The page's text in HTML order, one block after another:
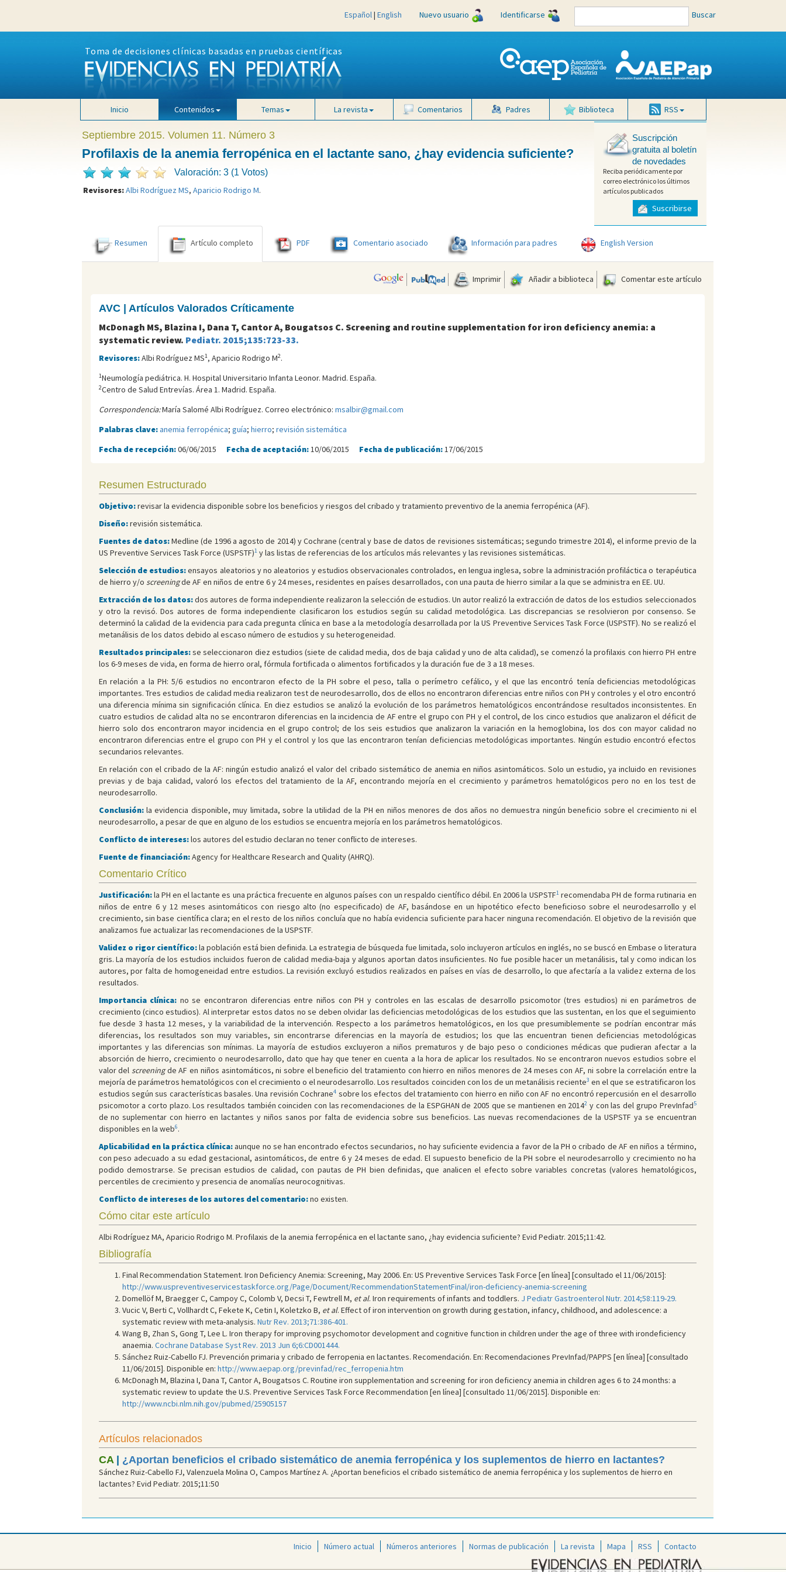
Español| English Nuevo usuario Identificarse Buscar
Toma de decisiones clínicas basadas en pruebas científicas
Inicio Contenidos Temas La revista Comentarios Padres Biblioteca RSS
Septiembre 2015. Volumen 11. Número 3
Profilaxis de la anemia ferropénica en el lactante sano, ¿hay evidencia suficiente?
Valoración: 3 (1 Votos)
Revisores:Albi Rodríguez MS, Aparicio Rodrigo M.
Suscripción
gratuita al boletín
de novedades
Reciba periódicamente por
correo electrónico los últimos
artículos publicados
Suscribirse
Resumen Artículo completo PDF Comentario asociado Información para padres English Version
Imprimir Añadir a biblioteca Comentar este artículo
AVC | Artículos Valorados Críticamente
McDonagh MS, Blazina I, Dana T, Cantor A, Bougatsos C. Screening and routine supplementation for iron deficiency anemia: a
systematic review. Pediatr. 2015;135:723-33.
Revisores:Albi Rodríguez MS1, Aparicio Rodrigo M2.
1Neumología pediátrica. H. Hospital Universitario Infanta Leonor. Madrid. España.
2Centro de Salud Entreví­as. Área 1. Madrid. España.
Correspondencia:María Salomé Albi Rodríguez. Correo electrónico: msalbir@gmail.com
Palabras clave:anemia ferropénica; guía; hierro; revisión sistemática
Fecha de recepción:06/06/2015 Fecha de aceptación:10/06/2015 Fecha de publicación:17/06/2015
Resumen Estructurado
Objetivo:revisar la evidencia disponible sobre los beneficios y riesgos del cribado y tratamiento preventivo de la anemia ferropénica (AF).
Diseño:revisión sistemática.
Fuentes de datos:Medline (de 1996 a agosto de 2014) y Cochrane (central y base de datos de revisiones sistemáticas; segundo trimestre 2014), el informe previo de la
US Preventive Services Task Force (USPSTF)1y las listas de referencias de los artículos más relevantes y las revisiones sistemáticas.
Selección de estudios:ensayos aleatorios y no aleatorios y estudios observacionales controlados, en lengua inglesa, sobre la administración profiláctica o terapéutica
de hierro y/o screeningde AF en niños de entre 6 y 24 meses, residentes en países desarrollados, con una pauta de hierro similar a la que se administra en EE. UU.
Extracción de los datos:dos autores de forma independiente realizaron la selección de estudios. Un autor realizó la extracción de datos de los estudios seleccionados
y otro la revisó. Dos autores de forma independiente clasificaron los estudios según su calidad metodológica. Las discrepancias se resolvieron por consenso. Se
determinó la calidad de la evidencia para cada pregunta clínica en base a la metodología desarrollada por la US Preventive Services Task Force (USPSTF). No se realizó el
metanálisis de los datos debido al escaso número de estudios y su heterogeneidad.
Resultados principales:se seleccionaron diez estudios (siete de calidad media, dos de baja calidad y uno de alta calidad), se comenzó la profilaxis con hierro PH entre
los 6-9 meses de vida, en forma de hierro oral, fórmula fortificada o alimentos fortificados y la duración fue de 3 a 18 meses.
En relación a la PH: 5/6 estudios no encontraron efecto de la PH sobre el peso, talla o perímetro cefálico, y el que las encontró tenía deficiencias metodológicas
importantes. Tres estudios de calidad media realizaron test de neurodesarrollo, dos de ellos no encontraron diferencias entre niños con PH y controles y el otro encontró
una diferencia mínima sin significación clínica. En diez estudios se analizó la evolución de los parámetros hematológicos encontrándose resultados inconsistentes. En
cuatro estudios de calidad alta no se encontraron diferencias en la incidencia de AF entre el grupo con PH y el control, de los cinco estudios que analizaron el déficit de
hierro solo dos encontraron mayor incidencia en el grupo control; de los seis estudios que analizaron la variación en la hemoglobina, los dos con mayor calidad no
encontraron diferencias entre el grupo con PH y el control y los que las encontraron tenían deficiencias metodológicas importantes. Ningún estudio encontró efectos
secundarios relevantes.
En relación con el cribado de la AF: ningún estudio analizó el valor del cribado sistemático de anemia en niños asintomáticos. Solo un estudio, ya incluido en revisiones
previas y de baja calidad, valoró los efectos del tratamiento de la AF, encontrando mejoría en el crecimiento y parámetros hematológicos pero no en los test de
neurodesarrollo.
Conclusión:la evidencia disponible, muy limitada, sobre la utilidad de la PH en niños menores de dos años no demuestra ningún beneficio sobre el crecimiento ni el
neurodesarrollo, a pesar de que en alguno de los estudios se encuentra mejoría en los parámetros hematológicos.
Conflicto de intereses:los autores del estudio declaran no tener conflicto de intereses.
Fuente de financiación:Agency for Healthcare Research and Quality (AHRQ).
Comentario Crítico
Justificación:la PH en el lactante es una práctica frecuente en algunos países con un respaldo científico débil. En 2006 la USPSTF1recomendaba PH de forma rutinaria en
niños de entre 6 y 12 meses asintomáticos con riesgo alto (no especificado) de AF, basándose en un hipotético efecto beneficioso sobre el neurodesarrollo y el
crecimiento, sin base científica clara; en el resto de los niños concluía que no había evidencia suficiente para hacer ninguna recomendación. El objetivo de la revisión que
analizamos fue actualizar las recomendaciones de la USPSTF.
Validez o rigor científico:la población está bien definida. La estrategia de búsqueda fue limitada, solo incluyeron artículos en inglés, no se buscó en Embase o literatura
gris. La mayoría de los estudios incluidos fueron de calidad media-baja y algunos aportan datos insuficientes. No fue posible hacer un metanálisis, tal y como indican los
autores, por falta de homogeneidad entre estudios. La revisión excluyó estudios realizados en países en vías de desarrollo, lo que afectaría a la validez externa de los
resultados.
Importancia clínica: no se encontraron diferencias entre niños con PH y controles en las escalas de desarrollo psicomotor (tres estudios) ni en parámetros de
crecimiento (cinco estudios). Al interpretar estos datos no se deben olvidar las deficiencias metodológicas de los estudios que las sustentan, en los que el seguimiento
fue desde 3 hasta 12 meses, y la variabilidad de la intervención. Respecto a los parámetros hematológicos, en los que presumiblemente se podrían encontrar más
diferencias, los resultados son muy variables, sin encontrarse diferencias en la mayoría de estudios; los que las encuentran tienen deficiencias metodológicas
importantes y las diferencias son mínimas. La mayoría de estudios excluyeron a niños prematuros y de bajo peso o condiciones médicas que pudieran afectar a la
absorción de hierro, crecimiento o neurodesarrollo, dato que hay que tener en cuenta a la hora de aplicar los resultados. No se encontraron nuevos estudios sobre el
valor del screeningde AF en niños asintomáticos, ni sobre el beneficio del tratamiento con hierro en niños menores de 24 meses con AF, ni sobre la correlación entre la
mejoría de parámetros hematológicos con el crecimiento o el neurodesarrollo. Los resultados coinciden con los de un metanálisis reciente3 en el que se estratificaron los
estudios según sus características basales. Una revisión Cochrane4 sobre los efectos del tratamiento con hierro en niño con AF no encontró repercusión en el desarrollo
psicomotor a corto plazo. Los resultados también coinciden con las recomendaciones de la ESPGHAN de 2005 que se mantienen en 20142 y con las del grupo PrevInfad5
de no suplementar con hierro en lactantes y niños sanos por falta de evidencia sobre sus beneficios. Las nuevas recomendaciones de la USPSTF ya se encuentran
disponibles en la web6.
Aplicabilidad en la práctica clínica:aunque no se han encontrado efectos secundarios, no hay suficiente evidencia a favor de la PH o cribado de AF en niños a término,
con peso adecuado a su edad gestacional, asintomáticos, de entre 6 y 24 meses de edad. El supuesto beneficio de la PH sobre el neurodesarrollo y crecimiento no ha
podido demostrarse. Se precisan estudios de calidad, con pautas de PH bien definidas, que analicen el efecto sobre variables concretas (valores hematológicos,
percentiles de crecimiento y presencia de anomalías neurocognitivas.
Conflicto de intereses de los autores del comentario:no existen.
Cómo citar este artículo
Albi Rodríguez MA, Aparicio Rodrigo M. Profilaxis de la anemia ferropénica en el lactante sano, ¿hay evidencia suficiente? Evid Pediatr. 2015;11:42.
Bibliografía
Final Recommendation Statement. Iron Deficiency Anemia: Screening, May 2006. En: US Preventive Services Task Force [en línea] [consultado el 11/06/2015]:
http://www.uspreventiveservicestaskforce.org/Page/Document/RecommendationStatementFinal/iron-deficiency-anemia-screening
Domellöf M, Braegger C, Campoy C, Colomb V, Decsi T, Fewtrell M, et al. Iron requirements of infants and toddlers. J Pediatr Gastroenterol Nutr. 2014;58:119-29.
Vucic V, Berti C, Vollhardt C, Fekete K, Cetin I, Koletzko B, et al. Effect of iron intervention on growth during gestation, infancy, childhood, and adolescence: a
systematic review with meta-analysis. Nutr Rev. 2013;71:386-401.
Wang B, Zhan S, Gong T, Lee L. Iron therapy for improving psychomotor development and cognitive function in children under the age of three with irondeficiency
anaemia. Cochrane Database Syst Rev. 2013 Jun 6;6:CD001444.
Sánchez Ruiz-Cabello FJ. Prevención primaria y cribado de ferropenia en lactantes. Recomendación. En: Recomendaciones PrevInfad/PAPPS [en línea] [consultado
11/06/2015]. Disponible en: http://www.aepap.org/previnfad/rec_ferropenia.htm
McDonagh M, Blazina I, Dana T, Cantor A, Bougatsos C. Routine iron supplementation and screening for iron deficiency anemia in children ages 6 to 24 months: a
systematic review to update the U.S. Preventive Services Task Force Recommendation [en línea] [consultado 11/06/2015]. Disponible en:
http://www.ncbi.nlm.nih.gov/pubmed/25905157
Artículos relacionados
CA| ¿Aportan beneficios el cribado sistemático de anemia ferropénica y los suplementos de hierro en lactantes?
Sánchez Ruiz-Cabello FJ, Valenzuela Molina O, Campos Martínez A. ¿Aportan beneficios el cribado sistemático de anemia ferropénica y los suplementos de hierro en
lactantes? Evid Pediatr. 2015;11:50
Inicio Número actual Números anteriores Normas de publicación La revista Mapa RSS Contacto